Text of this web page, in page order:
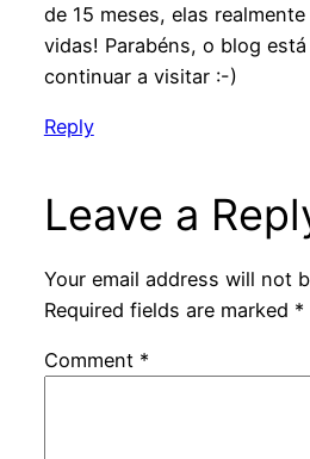
de 15 meses, elas
vidas! Parabéns, o blog
continuar a visitar :-)
Reply
Leave a
Your email address will not
Required fields are marked *
Comment *